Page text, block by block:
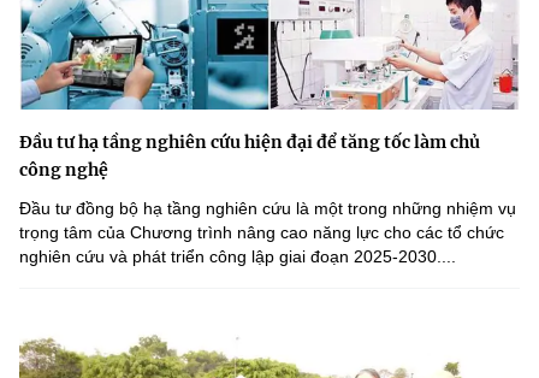
Đầu tư hạ tầng nghiên cứu hiện đại để tăng tốc làm chủ
công nghệ
Đầu tư đồng bộ hạ tầng nghiên cứu là một trong những nhiệm vụ
trọng tâm của Chương trình nâng cao năng lực cho các tổ chức
nghiên cứu và phát triển công lập giai đoạn 2025-2030....